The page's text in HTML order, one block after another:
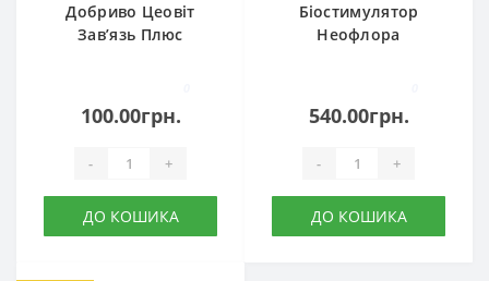
Добриво Цеовіт
Зав’язь Плюс
100.00грн.
- +
ДО КОШИКА
Біостимулятор
Неофлора
540.00грн.
- +
ДО КОШИКА